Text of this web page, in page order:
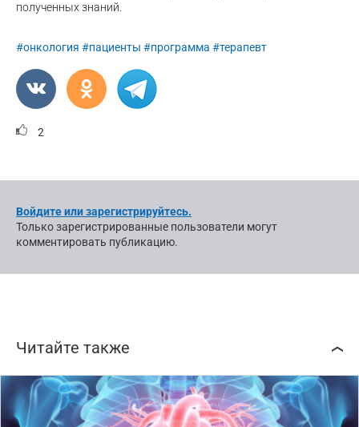
полученных знаний.
#онкология #пациенты #программа #терапевт
2
Войдите или зарегистрируйтесь.
Только зарегистрированные пользователи могут
комментировать публикацию.
Читайте также